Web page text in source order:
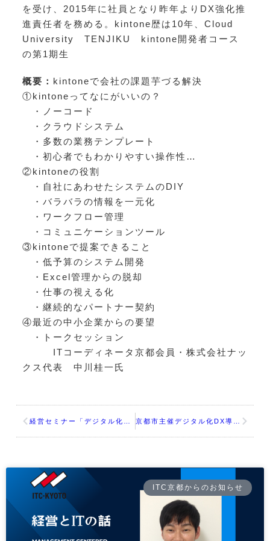
を受け、2015年に社員となり昨年よりDX強化推
進責任者を務める。kintone歴は10年、Cloud
University TENJIKU kintone開発者コース
の第1期生
概要： kintoneで会社の課題芋づる解決
①kintoneってなにがいいの？
・ノーコード
・クラウドシステム
・多数の業務テンプレート
・初心者でもわかりやすい操作性…
②kintoneの役割
・自社にあわせたシステムのDIY
・バラバラの情報を一元化
・ワークフロー管理
・コミュニケーションツール
③kintoneで提案できること
・低予算のシステム開発
・Excel管理からの脱却
・仕事の視える化
・継続的なパートナー契約
④最近の中小企業からの要望
・トークセッション
ITコーディネータ京都会員・株式会社ナッ
クス代表 中川桂一氏
ITC京都からのお知らせ